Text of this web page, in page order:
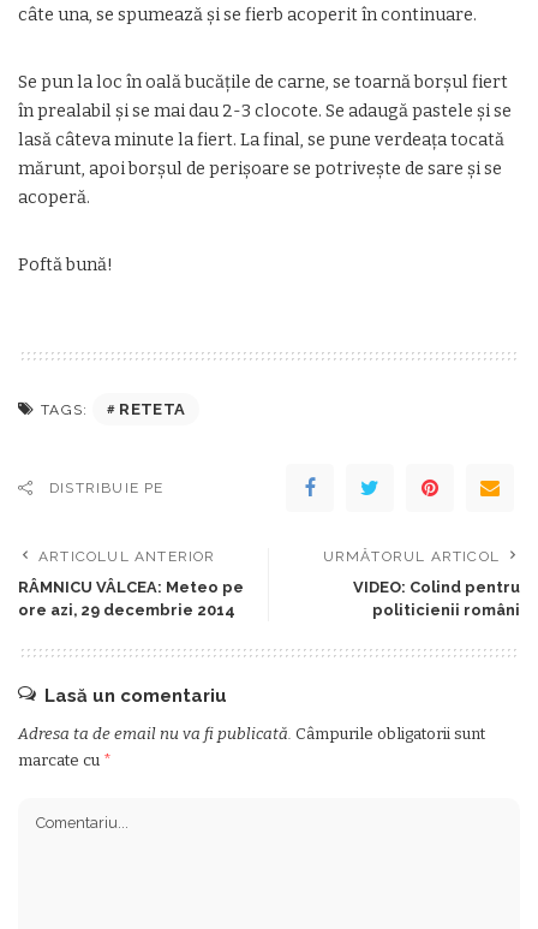
câte una, se spumează şi se fierb acoperit în continuare.
Se pun la loc în oală bucăţile de carne, se toarnă borşul fiert
în prealabil şi se mai dau 2-3 clocote. Se adaugă pastele şi se
lasă câteva minute la fiert. La final, se pune verdeaţa tocată
mărunt, apoi borşul de perişoare se potriveşte de sare şi se
acoperă.
Poftă bună!
TAGS: RETETA
DISTRIBUIE PE
ARTICOLUL ANTERIOR
RÂMNICU VÂLCEA: Meteo pe
ore azi, 29 decembrie 2014
URMĂTORUL ARTICOL
VIDEO: Colind pentru
politicienii români
Lasă un comentariu
Adresa ta de email nu va fi publicată. Câmpurile obligatorii sunt
marcate cu *